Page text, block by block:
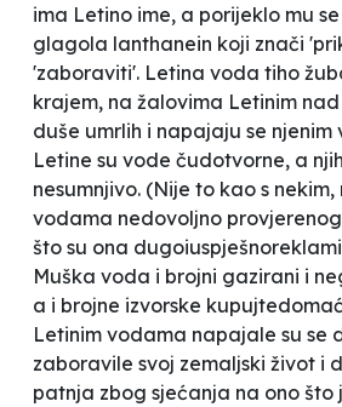
ima Letino ime, a porijeklo mu
glagola lanthanein koji znači
'zaboraviti'. Letina voda tiho
krajem, na žalovima Letinim
duše umrlih i napajaju se
Letine su vode čudotvorne, a
nesumnjivo. (Nije to kao s
vodama nedovoljno
što su ona
Muška voda i brojni gazirani i
a i brojne izvorske
Letinim vodama napajale su se
zaboravile svoj zemaljski život i
patnja zbog sjećanja na ono što